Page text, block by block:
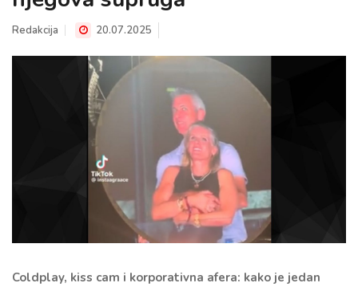
Redakcija 20.07.2025
Coldplay, kiss cam i korporativna afera: kako je jedan